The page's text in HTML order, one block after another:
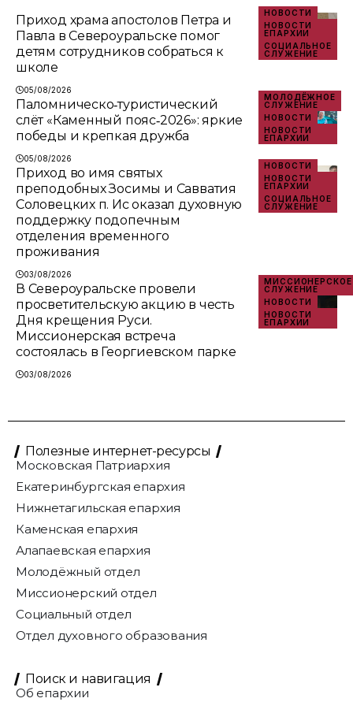
НОВОСТИ
НОВОСТИ
ЕПАРХИИ
СОЦИАЛЬНОЕ
СЛУЖЕНИЕ
Приход храма апостолов Петра и
Павла в Североуральске помог
детям сотрудников собраться к
школе
05/08/2026
МОЛОДЁЖНОЕ
СЛУЖЕНИЕ
НОВОСТИ
НОВОСТИ
ЕПАРХИИ
Паломническо‑туристический
слёт «Каменный пояс‑2026»: яркие
победы и крепкая дружба
05/08/2026
НОВОСТИ
НОВОСТИ
ЕПАРХИИ
СОЦИАЛЬНОЕ
СЛУЖЕНИЕ
Приход во имя святых
преподобных Зосимы и Савватия
Соловецких п. Ис оказал духовную
поддержку подопечным
отделения временного
проживания
03/08/2026
МИССИОНЕРСКОЕ
СЛУЖЕНИЕ
НОВОСТИ
НОВОСТИ
ЕПАРХИИ
В Североуральске провели
просветительскую акцию в честь
Дня крещения Руси.
Миссионерская встреча
состоялась в Георгиевском парке
03/08/2026
Полезные интернет-ресурсы
Московская Патриархия
Екатеринбургская епархия
Нижнетагильская епархия
Каменская епархия
Алапаевская епархия
Молодёжный отдел
Миссионерский отдел
Социальный отдел
Отдел духовного образования
Поиск и навигация
Об епархии